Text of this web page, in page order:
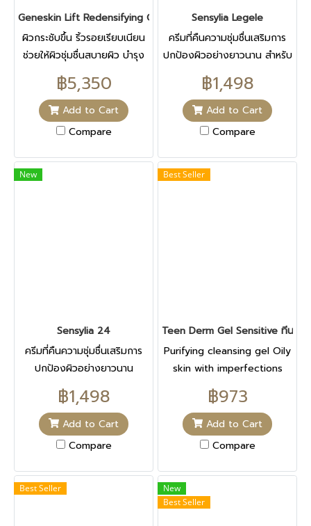
effect. NiacinamideVitamin
from the B3 group that
reduces dark spots and
illuminates skin tone. AND
MORE Glycolic acid Surface
peel effect. Squalane,
glycerin, shea butter
Geneskin Lift Redensifying Gel Balm
ผิวกระชับขึ้น ริ้วรอยเรียบเนียน
ช่วยให้ผิวชุ่มชื่นสบายผิว บำรุง
และให้ความชุ่มชื่นยาวนาน 8
ชั่วโมง
฿5,350
Add to Cart
Compare
Sensylia Legele
ครีมที่คืนความชุ่มชื่นเสริมการ
ปกป้องผิวอย่างยาวนาน สำหรับ
ผิวมัน นวัตกรรมใหม่ในเนื้อครีม
ที่ช่วยให้ผิวที่ขาดน้ำ และถูก
ทำลายคืนความชุ่มชื่นตลอด 24
ชั่วโมง
฿1,498
Add to Cart
Compare
New
Sensylia 24
ครีมที่คืนความชุ่มชื่นเสริมการ
ปกป้องผิวอย่างยาวนาน
฿1,498
Add to Cart
Compare
Best Seller
Teen Derm Gel Sensitive ทีน เดิ
Purifying cleansing gel Oily
skin with imperfections
Cleanses
฿973
Add to Cart
Compare
Best Seller
New
Best Seller